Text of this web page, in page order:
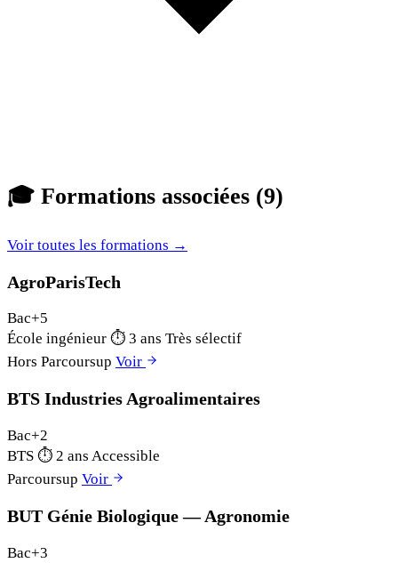
🎓 Formations associées (9)
Voir toutes les formations →
AgroParisTech
Bac+5
École ingénieur ⏱ 3 ans Très sélectif
Hors Parcoursup Voir
BTS Industries Agroalimentaires
Bac+2
BTS ⏱ 2 ans Accessible
Parcoursup Voir
BUT Génie Biologique — Agronomie
Bac+3